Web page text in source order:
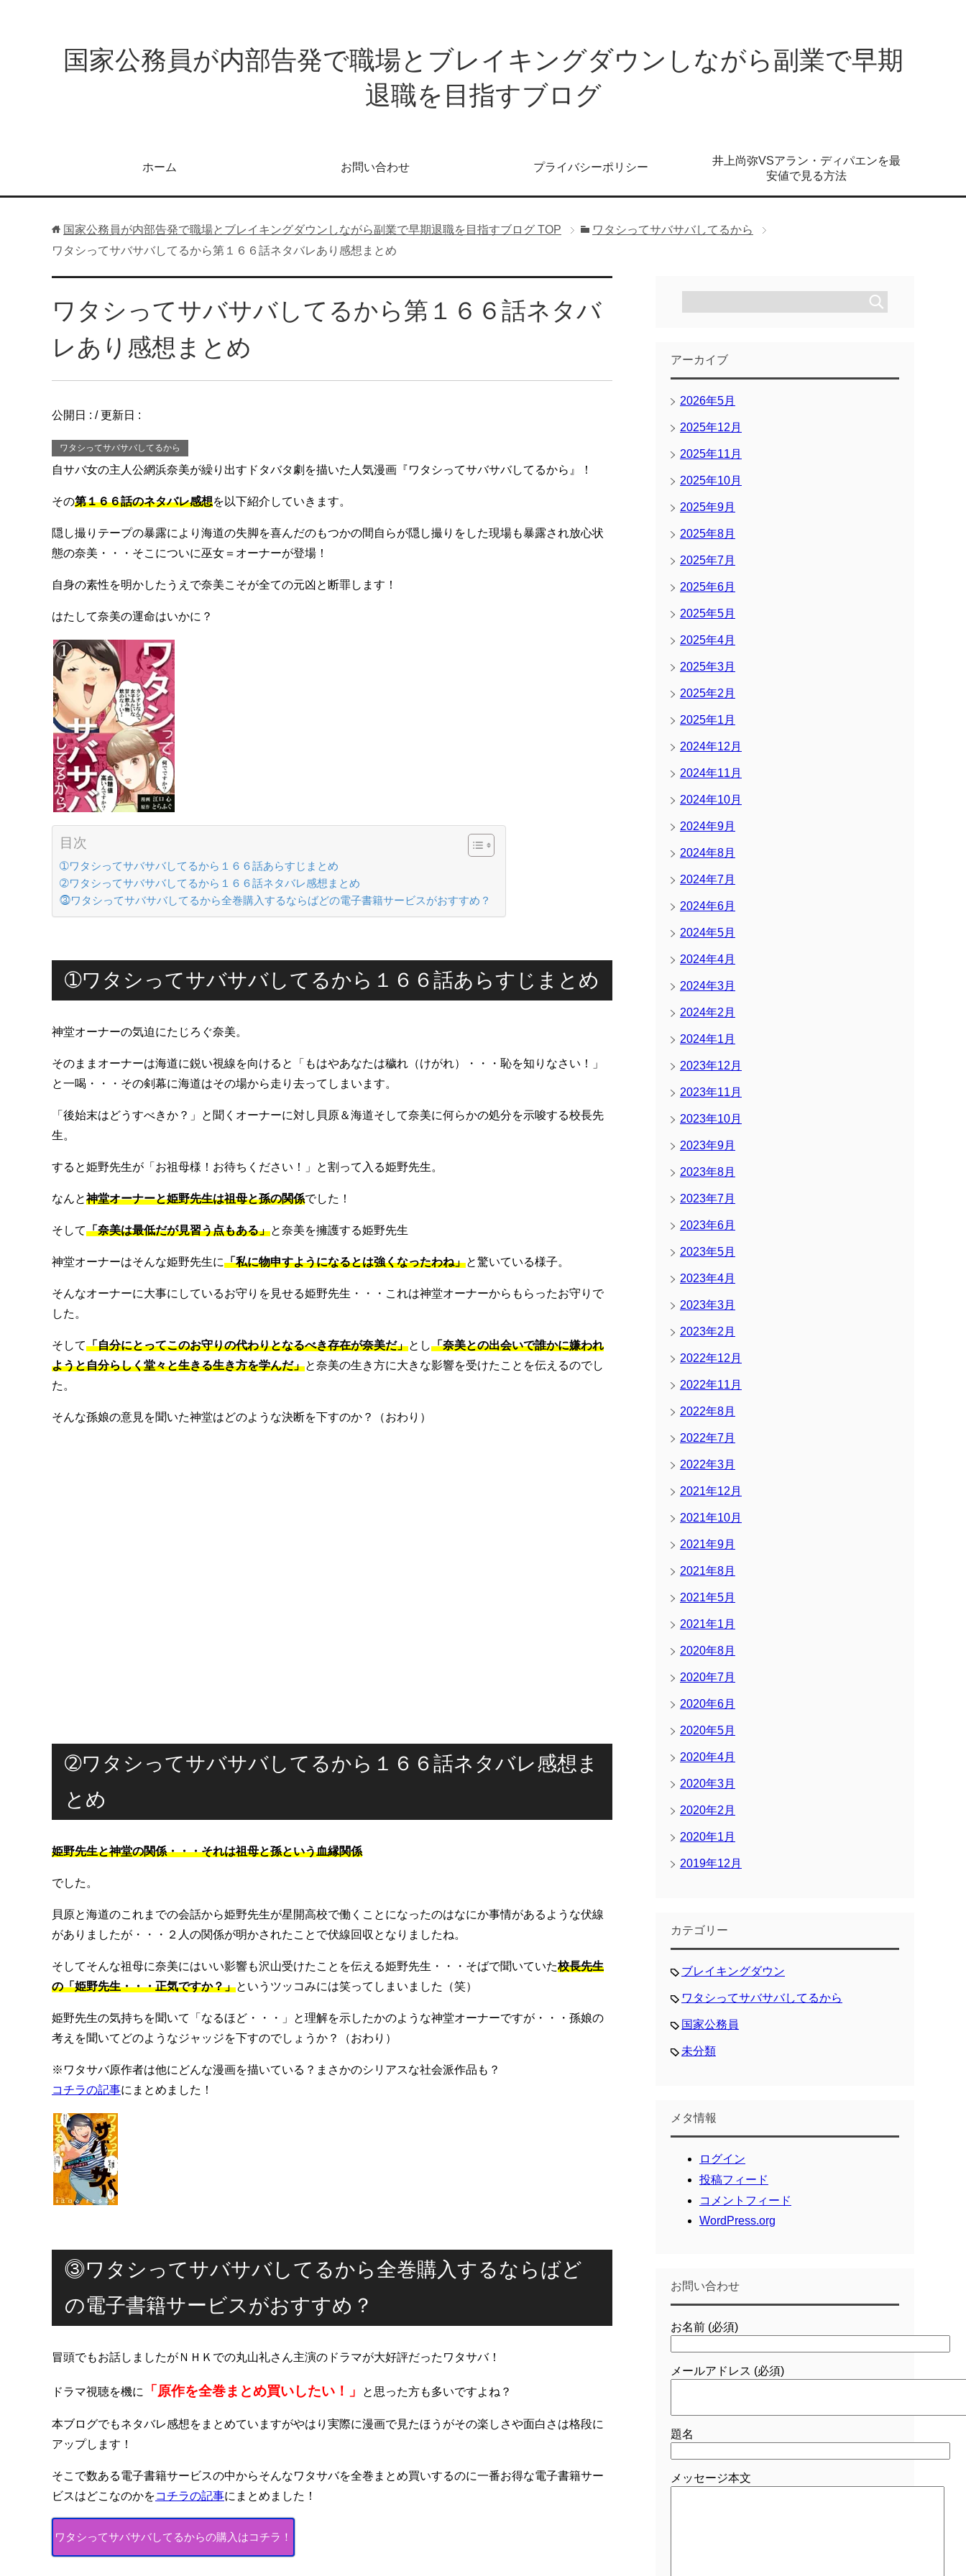
国家公務員が内部告発で職場とブレイキングダウンしながら副業で早期
退職を目指すブログ
ホーム お問い合わせ プライバシーポリシー
井上尚弥VSアラン・ディパエンを最
安値で見る方法
国家公務員が内部告発で職場とブレイキングダウンしながら副業で早期退職を目指すブログ TOP
ワタシってサバサバしてるから
ワタシってサバサバしてるから第１６６話ネタバレあり感想まとめ
ワタシってサバサバしてるから第１６６話ネタバ
レあり感想まとめ
公開日 : / 更新日 :
ワタシってサバサバしてるから
自サバ女の主人公網浜奈美が繰り出すドタバタ劇を描いた人気漫画『ワタシってサバサバしてるから』！
その第１６６話のネタバレ感想を以下紹介していきます。
隠し撮りテープの暴露により海道の失脚を喜んだのもつかの間自らが隠し撮りをした現場も暴露され放心状
態の奈美・・・そこについに巫女＝オーナーが登場！
自身の素性を明かしたうえで奈美こそが全ての元凶と断罪します！
はたして奈美の運命はいかに？
目次
➀ワタシってサバサバしてるから１６６話あらすじまとめ
➁ワタシってサバサバしてるから１６６話ネタバレ感想まとめ
⓷ワタシってサバサバしてるから全巻購入するならばどの電子書籍サービスがおすすめ？
➀ワタシってサバサバしてるから１６６話あらすじまとめ
神堂オーナーの気迫にたじろぐ奈美。
そのままオーナーは海道に鋭い視線を向けると「もはやあなたは穢れ（けがれ）・・・恥を知りなさい！」
と一喝・・・その剣幕に海道はその場から走り去ってしまいます。
「後始末はどうすべきか？」と聞くオーナーに対し貝原＆海道そして奈美に何らかの処分を示唆する校長先
生。
すると姫野先生が「お祖母様！お待ちください！」と割って入る姫野先生。
なんと神堂オーナーと姫野先生は祖母と孫の関係でした！
そして「奈美は最低だが見習う点もある」と奈美を擁護する姫野先生
神堂オーナーはそんな姫野先生に「私に物申すようになるとは強くなったわね」と驚いている様子。
そんなオーナーに大事にしているお守りを見せる姫野先生・・・これは神堂オーナーからもらったお守りで
した。
そして「自分にとってこのお守りの代わりとなるべき存在が奈美だ」とし「奈美との出会いで誰かに嫌われ
ようと自分らしく堂々と生きる生き方を学んだ」と奈美の生き方に大きな影響を受けたことを伝えるのでし
た。
そんな孫娘の意見を聞いた神堂はどのような決断を下すのか？（おわり）
➁ワタシってサバサバしてるから１６６話ネタバレ感想ま
とめ
姫野先生と神堂の関係・・・それは祖母と孫という血縁関係
でした。
貝原と海道のこれまでの会話から姫野先生が星開高校で働くことになったのはなにか事情があるような伏線
がありましたが・・・２人の関係が明かされたことで伏線回収となりましたね。
そしてそんな祖母に奈美にはいい影響も沢山受けたことを伝える姫野先生・・・そばで聞いていた校長先生
の「姫野先生・・・正気ですか？」というツッコみには笑ってしまいました（笑）
姫野先生の気持ちを聞いて「なるほど・・・」と理解を示したかのような神堂オーナーですが・・・孫娘の
考えを聞いてどのようなジャッジを下すのでしょうか？（おわり）
※ワタサバ原作者は他にどんな漫画を描いている？まさかのシリアスな社会派作品も？
コチラの記事にまとめました！
⓷ワタシってサバサバしてるから全巻購入するならばど
の電子書籍サービスがおすすめ？
冒頭でもお話しましたがＮＨＫでの丸山礼さん主演のドラマが大好評だったワタサバ！
ドラマ視聴を機に 「原作を全巻まとめ買いしたい！」 と思った方も多いですよね？
本ブログでもネタバレ感想をまとめていますがやはり実際に漫画で見たほうがその楽しさや面白さは格段に
アップします！
そこで数ある電子書籍サービスの中からそんなワタサバを全巻まとめ買いするのに一番お得な電子書籍サー
ビスはどこなのかをコチラの記事にまとめました！
ワタシってサバサバしてるからの購入はコチラ！
アーカイブ
2026年5月
2025年12月
2025年11月
2025年10月
2025年9月
2025年8月
2025年7月
2025年6月
2025年5月
2025年4月
2025年3月
2025年2月
2025年1月
2024年12月
2024年11月
2024年10月
2024年9月
2024年8月
2024年7月
2024年6月
2024年5月
2024年4月
2024年3月
2024年2月
2024年1月
2023年12月
2023年11月
2023年10月
2023年9月
2023年8月
2023年7月
2023年6月
2023年5月
2023年4月
2023年3月
2023年2月
2022年12月
2022年11月
2022年8月
2022年7月
2022年3月
2021年12月
2021年10月
2021年9月
2021年8月
2021年5月
2021年1月
2020年8月
2020年7月
2020年6月
2020年5月
2020年4月
2020年3月
2020年2月
2020年1月
2019年12月
カテゴリー
ブレイキングダウン
ワタシってサバサバしてるから
国家公務員
未分類
メタ情報
ログイン
投稿フィード
コメントフィード
WordPress.org
お問い合わせ
お名前 (必須)
メールアドレス (必須)
題名
メッセージ本文